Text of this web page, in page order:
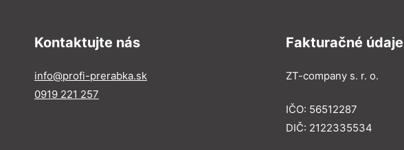
Kontaktujte nás
info@profi-prerabka.sk
0919 221 257
Fakturačné údaje
ZT-company s. r. o.
IČO: 56512287
DIČ: 2122335534